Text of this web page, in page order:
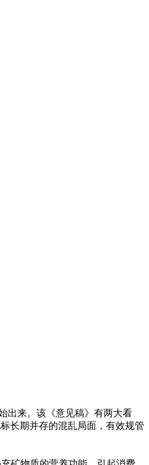
出来。该《意见稿》有两大看
长期并存的混乱局面，有效规管